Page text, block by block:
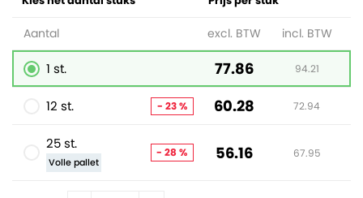
Aantal excl. BTW incl. BTW
1 st. 77.86 94.21
12 st. - 23 % 60.28 72.94
25 st.
Volle pallet
- 28 % 56.16 67.95